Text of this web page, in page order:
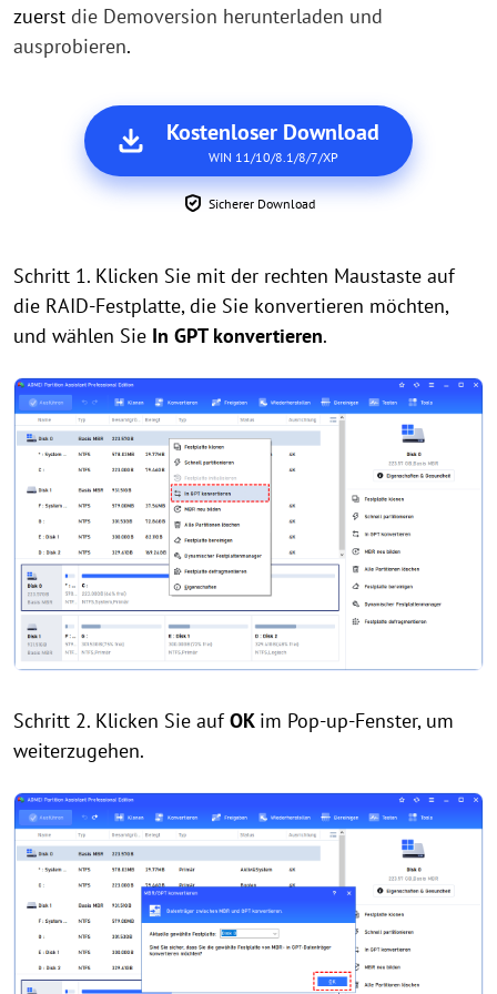
zuerst die Demoversion herunterladen und
ausprobieren.
Kostenloser Download
WIN 11/10/8.1/8/7/XP
Sicherer Download
Schritt 1. Klicken Sie mit der rechten Maustaste auf
die RAID-Festplatte, die Sie konvertieren möchten,
und wählen Sie In GPT konvertieren.
Schritt 2. Klicken Sie aufOK im Pop-up-Fenster, um
weiterzugehen.